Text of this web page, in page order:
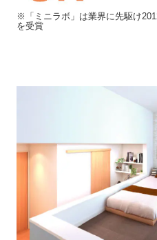
※「ミニラボ」は業界に先駆け
を受賞